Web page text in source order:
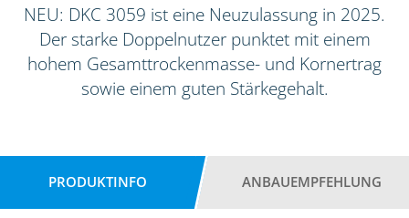
NEU: DKC 3059 ist eine Neuzulassung in 2025.
Der starke Doppelnutzer punktet mit einem
hohem Gesamttrockenmasse- und Kornertrag
sowie einem guten Stärkegehalt.
PRODUKTINFO ANBAUEMPFEHLUNG